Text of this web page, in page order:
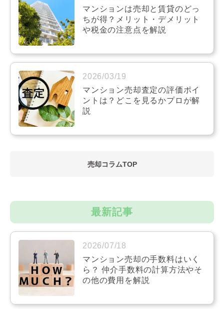
マンションは売却と賃貸のどっ
ちが得？メリット・デメリット
や税金の注意点を解説
2026/03/19
マンション売却査定の評価ポイ
ントは？どこを見るかプロが解
説
売却コラムTOP
最新記事
2026/07/18
マンション売却の手数料はいく
ら？ 仲介手数料の計算方法やそ
の他の費用を解説